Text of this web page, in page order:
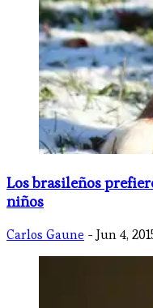
Los brasileños
niños
Carlos Gaune - Jun 4,